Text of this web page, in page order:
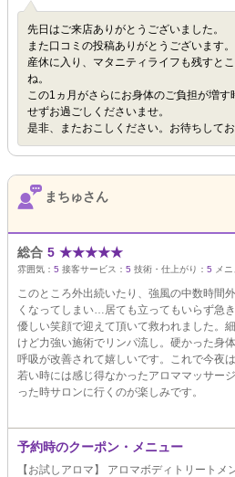
先日はご来店ありがとうございました。
また口コミの投稿ありがとうございます。
産休に入り、マタニティライフも残すと
ね。
この1ヵ月がさらにお身体のご負担が増
せずお過ごしくださいませ。
是非、またおこしください。お待ちしてお
まちゅさん
総合 5 ★★★★★
雰囲気： 5 接客サービス： 5 技術・仕上がり： 5 メ
このところ外出続いたり、強風の中数時間
くなってしまい…居ても立ってもいらず急
優しい笑顔で迎えて頂いて救われました。
けど力強い施術でリンパ流し。硬かった身
呼吸が改善されて嬉しいです。これで今夜
若い時には感じ得なかったアロママッサー
った時サロンに行くのが楽しみです。
予約時のクーポン・メニュー
【お試しアロマ】 アロマボディトリート